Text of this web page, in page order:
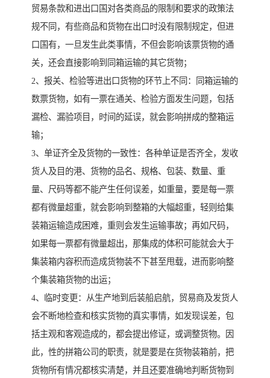
贸易条款和进出口国对各类商品的限制和要求的政策法
规不同，有些商品和货物在出口时没有限制规定，但进
口国有，一旦发生此类事情，不但会影响该票货物的通
关，还会直接影响到同箱运输的其它货物；
2、报关、检验等进出口货物的环节上不同：同箱运输的
数票货物，如有一票在通关、检验方面发生问题，包括
漏检、漏验项目，时间的延误，就会影响拼成的整箱运
输；
3、单证齐全及货物的一致性：各种单证是否齐全，发收
货人及目的港、货物的品名、规格、包装、数量、重
量、尺码等都不能产生任何误差，如重量，要是每一票
都有微量超重，就会影响到整箱的大幅超重，轻则给集
装箱运输造成困难，重则会发生运输事故；再如尺码，
如果每一票都有微量超出，那集成的体积可能就会大于
集装箱内容积而造成货物装不下甚至甩载，进而影响整
个集装箱货物的出运；
4、临时变更：从生产地到后装船启航，贸易商及发货人
会不断地检查和核实货物的真实事情，如发现误差，包
括主观和客观造成的，都会提出修证，或调整货物。因
此，性的拼箱公司的职责，就是要是在货物装箱前，把
货物所有情况都核实清楚，并且还要准确地判断货物到